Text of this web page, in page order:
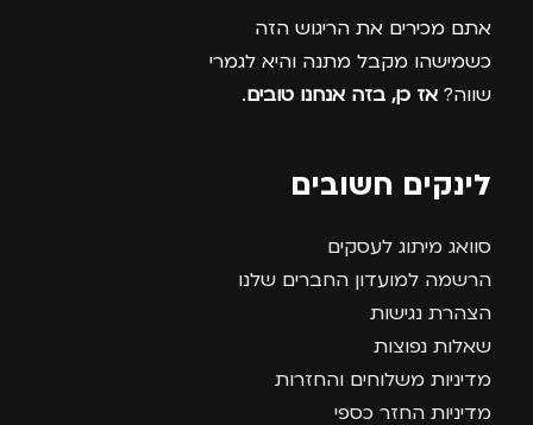
אתם מכירים את הריגוש הזה
כשמישהו מקבל מתנה והיא לגמרי
שווה? אז כן, בזה אנחנו טובים.
לינקים חשובים
סוואג מיתוג לעסקים
הרשמה למועדון החברים שלנו
הצהרת נגישות
שאלות נפוצות
מדיניות משלוחים והחזרות
מדיניות החזר כספי